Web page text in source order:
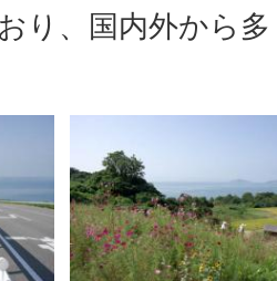
り、国内外から